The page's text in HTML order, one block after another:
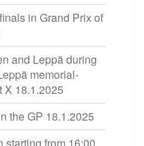
in Grand Prix of
and Leppä during
memorial-
X 18.1.2025
the GP 18.1.2025
starting from 16:00